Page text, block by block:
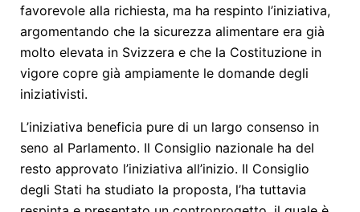
favorevole alla richiesta, ma ha respinto l’iniziativa,
argomentando che la sicurezza alimentare era già
molto elevata in Svizzera e che la Costituzione in
vigore copre già ampiamente le domande degli
iniziativisti.
L’iniziativa beneficia pure di un largo consenso in
seno al Parlamento. Il Consiglio nazionale ha del
resto approvato l’iniziativa all’inizio. Il Consiglio
degli Stati ha studiato la proposta, l’ha tuttavia